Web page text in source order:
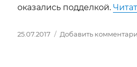
оказались подделкой.
Опубликовано
25.07.2017 Добавить